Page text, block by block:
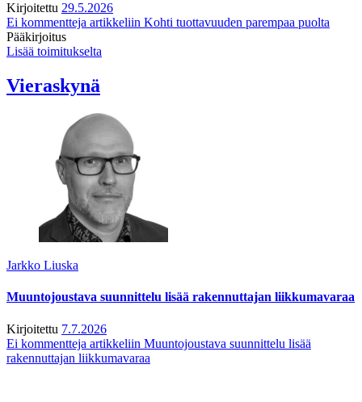
Kirjoitettu 29.5.2026
Ei kommentteja artikkeliin Kohti tuottavuuden parempaa puolta
Pääkirjoitus
Lisää toimitukselta
Vieraskynä
Jarkko Liuska
Muuntojoustava suunnittelu lisää rakennuttajan liikkumavaraa
Kirjoitettu 7.7.2026
Ei kommentteja artikkeliin Muuntojoustava suunnittelu lisää
rakennuttajan liikkumavaraa